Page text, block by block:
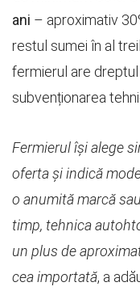
ani – aproximativ
restul sumei în al
fermierul are
subvenționarea
Fermierul își alege
oferta și indică
o anumită marcă
timp, tehnica
un plus de
cea importată, a